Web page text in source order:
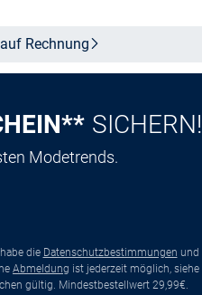
Rechnung
SICHERN!
Modetrends.
die Datenschutzbestimmungen und
Abmeldung ist jederzeit möglich, siehe
gültig. Mindestbestellwert 29,99€.